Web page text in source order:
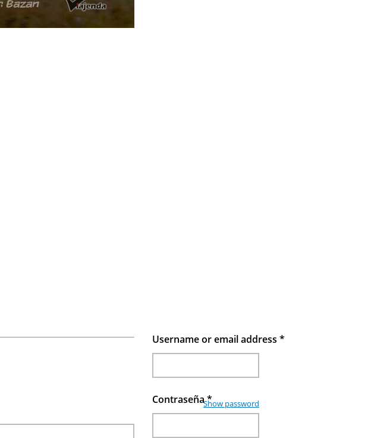
Username or email address *
Contraseña*
Show password